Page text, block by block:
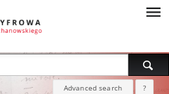
Advanced search ?